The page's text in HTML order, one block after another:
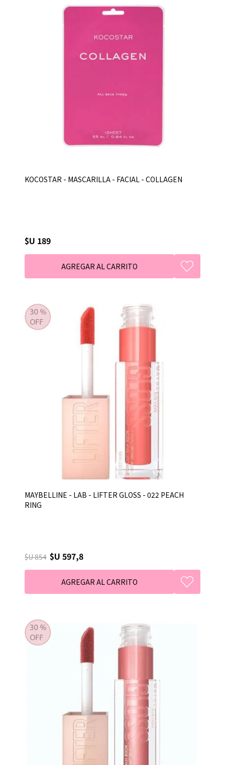
KOCOSTAR - MASCARILLA - FACIAL - COLLAGEN
$U 189
MAYBELLINE - LAB - LIFTER GLOSS - 022 PEACH
RING
$U 854 $U 597,8